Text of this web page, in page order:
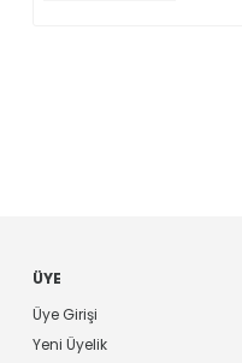
ÜYE
Üye Girişi
Yeni Üyelik